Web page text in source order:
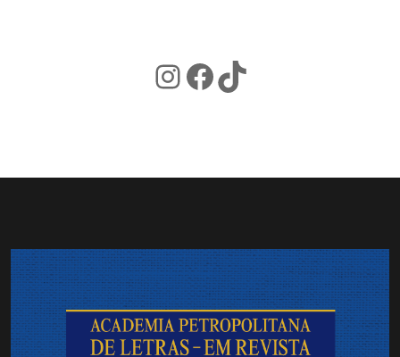
Instagram
Facebook
TikTok